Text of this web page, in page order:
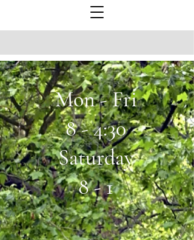
Mon - Fri
8 - 4:30
Saturday
8 - 1